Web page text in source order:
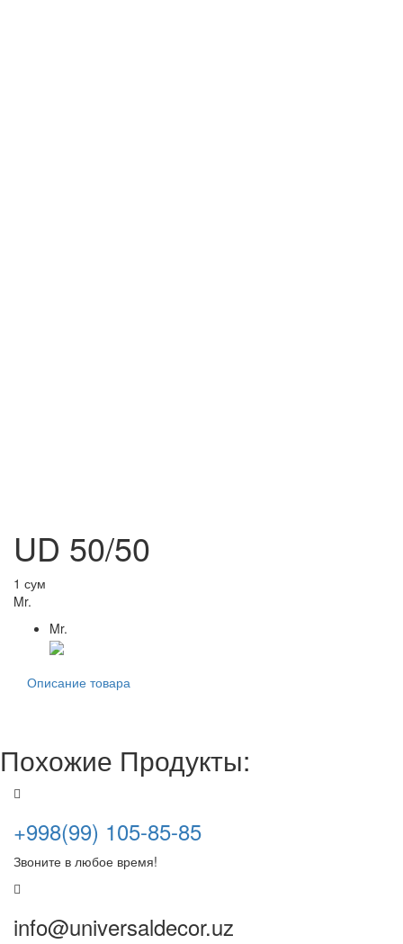
UD 50/50
1 сум
Mr.
Mr.
Описание товара
Похожие Продукты:
+998(99) 105-85-85
Звоните в любое время!
info@universaldecor.uz